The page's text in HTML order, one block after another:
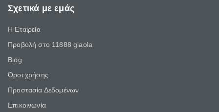
Σχετικά με εμάς
Η Εταιρεία
Προβολή στο 11888 giaola
Blog
Όροι χρήσης
Προστασία Δεδομένων
Επικοινωνία